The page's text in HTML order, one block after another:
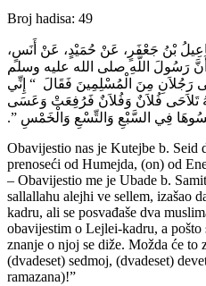
Broj hadisa: 49
بْنُ جَعْفَرٍ، عَنْ حُمَيْدٍ، عَنْ أَنَسٍ،
رَسُولَ اللَّهِ صلى الله عليه وسلم
رَجُلاَنِ مِنَ الْمُسْلِمِينَ فَقَالَ ‏ “‏ إِنِّي
تَلاَحَى فُلاَنٌ وَفُلاَنٌ فَرُفِعَتْ وَعَسَى
فِي السَّبْعِ وَالتِّسْعِ وَالْخَمْسِ ‏”‏‏.‏
Obavijestio nas je Kutejbe b. Seid
prenoseći od Humejda, (on) od
– Obavijestio me je Ubade b.
sallallahu alejhi ve sellem, izašao
kadru, ali se posvađaše dva
obavijestim o Lejlei-kadru, a pošto
znanje о njoj se diže. Možda će to
(dvadeset) sedmoj, (dvadeset)
ramazana)!”